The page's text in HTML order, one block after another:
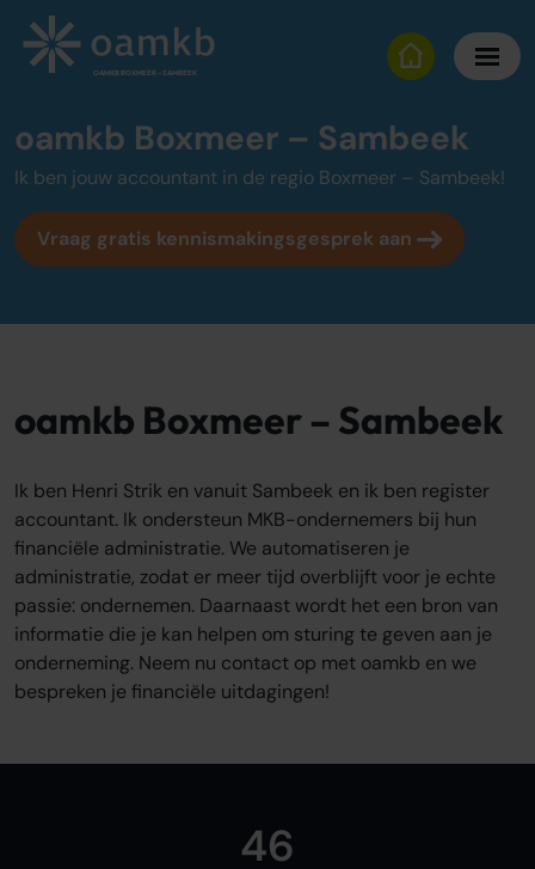
OAMKB BOXMEER – SAMBEEK
oamkb Boxmeer – Sambeek
oamkb Boxmeer – Sambeek
Ik ben jouw accountant in de regio Boxmeer – Sambeek!
Vraag gratis kennismakingsgesprek aan
oamkb Boxmeer – Sambeek
Ik ben Henri Strik en vanuit Sambeek en ik ben register
accountant. Ik ondersteun MKB-ondernemers bij hun
financiële administratie. We automatiseren je
administratie, zodat er meer tijd overblijft voor je echte
passie: ondernemen. Daarnaast wordt het een bron van
informatie die je kan helpen om sturing te geven aan je
onderneming. Neem nu contact op met oamkb en we
bespreken je financiële uitdagingen!
46
Diensten
Online Administratie
Altijd inzicht, vaste maandprijs
Over oamkb
Over ons
Onze tarieven
Onze werkwijze
Adviescentrum
Sluit je aan
Word oamkb partner
Contact